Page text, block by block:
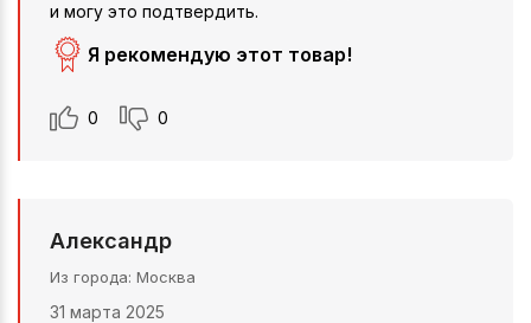
и могу это подтвердить.
Я рекомендую этот товар!
0 0
Александр
Из города Москва
31 марта 2025